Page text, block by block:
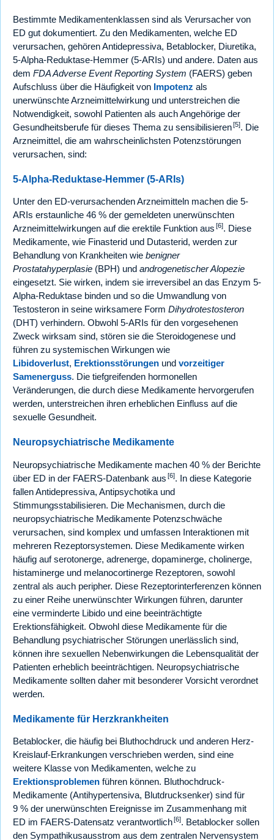
Bestimmte Medikamentenklassen sind als Verursacher von
ED gut dokumentiert. Zu den Medikamenten, welche ED
verursachen, gehören Antidepressiva, Betablocker, Diuretika,
5-Alpha-Reduktase-Hemmer (5-ARIs) und andere. Daten aus
dem FDA Adverse Event Reporting System (FAERS) geben
Aufschluss über die Häufigkeit von Impotenz als
unerwünschte Arzneimittelwirkung und unterstreichen die
Notwendigkeit, sowohl Patienten als auch Angehörige der
Gesundheitsberufe für dieses Thema zu sensibilisieren[5]. Die
Arzneimittel, die am wahrscheinlichsten Potenzstörungen
verursachen, sind:
5-Alpha-Reduktase-Hemmer (5-ARIs)
Unter den ED-verursachenden Arzneimitteln machen die 5-
ARIs erstaunliche 46 % der gemeldeten unerwünschten
Arzneimittelwirkungen auf die erektile Funktion aus [6]. Diese
Medikamente, wie Finasterid und Dutasterid, werden zur
Behandlung von Krankheiten wie benigner
Prostatahyperplasie (BPH) und androgenetischer Alopezie
eingesetzt. Sie wirken, indem sie irreversibel an das Enzym 5-
Alpha-Reduktase binden und so die Umwandlung von
Testosteron in seine wirksamere Form Dihydrotestosteron
(DHT) verhindern. Obwohl 5-ARIs für den vorgesehenen
Zweck wirksam sind, stören sie die Steroidogenese und
führen zu systemischen Wirkungen wie
Libidoverlust, Erektionsstörungen und vorzeitiger
Samenerguss. Die tiefgreifenden hormonellen
Veränderungen, die durch diese Medikamente hervorgerufen
werden, unterstreichen ihren erheblichen Einfluss auf die
sexuelle Gesundheit.
Neuropsychiatrische Medikamente
Neuropsychiatrische Medikamente machen 40 % der Berichte
über ED in der FAERS-Datenbank aus [6]. In diese Kategorie
fallen Antidepressiva, Antipsychotika und
Stimmungsstabilisieren. Die Mechanismen, durch die
neuropsychiatrische Medikamente Potenzschwäche
verursachen, sind komplex und umfassen Interaktionen mit
mehreren Rezeptorsystemen. Diese Medikamente wirken
häufig auf serotonerge, adrenerge, dopaminerge, cholinerge,
histaminerge und melanocortinerge Rezeptoren, sowohl
zentral als auch peripher. Diese Rezeptorinterferenzen können
zu einer Reihe unerwünschter Wirkungen führen, darunter
eine verminderte Libido und eine beeinträchtigte
Erektionsfähigkeit. Obwohl diese Medikamente für die
Behandlung psychiatrischer Störungen unerlässlich sind,
können ihre sexuellen Nebenwirkungen die Lebensqualität der
Patienten erheblich beeinträchtigen. Neuropsychiatrische
Medikamente sollten daher mit besonderer Vorsicht verordnet
werden.
Medikamente für Herzkrankheiten
Betablocker, die häufig bei Bluthochdruck und anderen Herz-
Kreislauf-Erkrankungen verschrieben werden, sind eine
weitere Klasse von Medikamenten, welche zu
Erektionsproblemen führen können. Bluthochdruck-
Medikamente (Antihypertensiva, Blutdrucksenker) sind für
9 % der unerwünschten Ereignisse im Zusammenhang mit
ED im FAERS-Datensatz verantwortlich[6]. Betablocker sollen
den Sympathikusausstrom aus dem zentralen Nervensystem